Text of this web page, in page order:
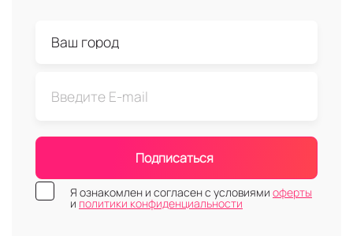
Подписаться
Я ознакомлен и согласен с условиями оферты
и политики конфиденциальности